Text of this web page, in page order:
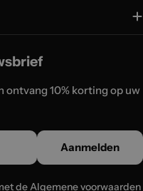
ontvang 10% korting op uw
Aanmelden
de Algemene voorwaarden